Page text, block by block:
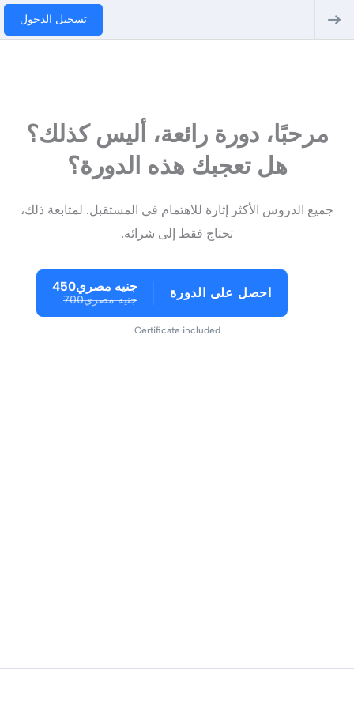
تسجيل الدخول
مرحبًا، دورة رائعة، أليس كذلك؟
هل تعجبك هذه الدورة؟
جميع الدروس الأكثر إثارة للاهتمام في المستقبل. لمتابعة ذلك،
تحتاج فقط إلى شرائه.
احصل على الدورة جنيه مصري450
جنيه مصري700
Certificate included